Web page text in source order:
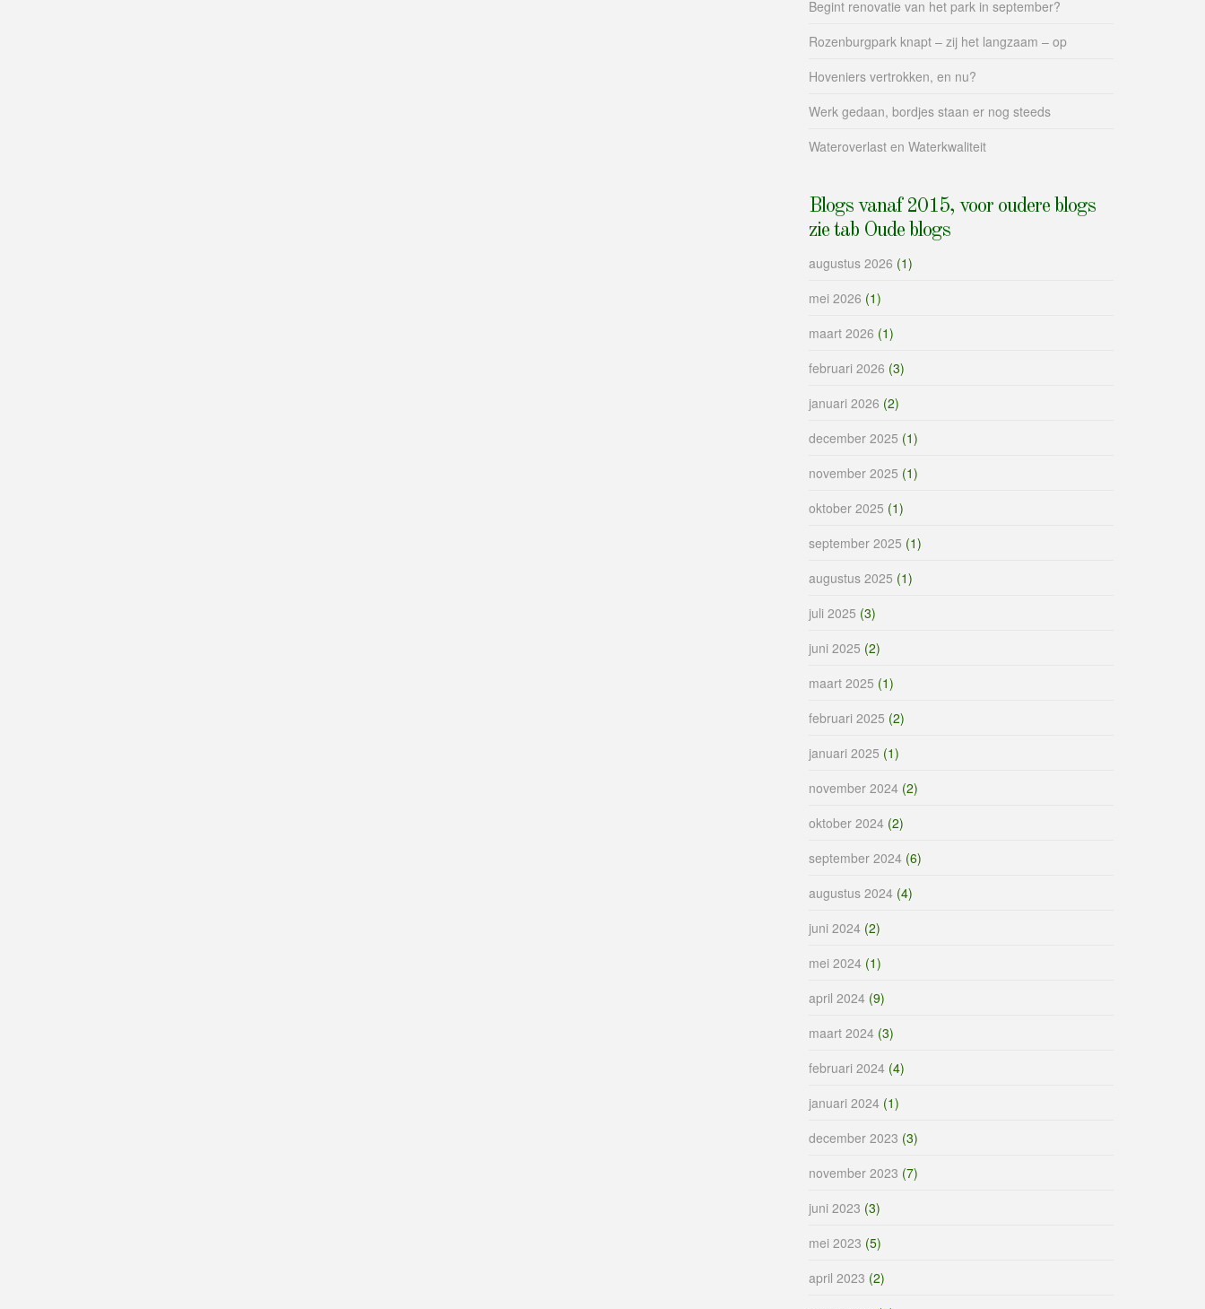
Begint renovatie van het park in september?
Rozenburgpark knapt – zij het langzaam – op
Hoveniers vertrokken, en nu?
Werk gedaan, bordjes staan er nog steeds
Wateroverlast en Waterkwaliteit
Blogs vanaf 2015, voor oudere blogs
zie tab Oude blogs
augustus 2026 (1)
mei 2026 (1)
maart 2026 (1)
februari 2026 (3)
januari 2026 (2)
december 2025 (1)
november 2025 (1)
oktober 2025 (1)
september 2025 (1)
augustus 2025 (1)
juli 2025 (3)
juni 2025 (2)
maart 2025 (1)
februari 2025 (2)
januari 2025 (1)
november 2024 (2)
oktober 2024 (2)
september 2024 (6)
augustus 2024 (4)
juni 2024 (2)
mei 2024 (1)
april 2024 (9)
maart 2024 (3)
februari 2024 (4)
januari 2024 (1)
december 2023 (3)
november 2023 (7)
juni 2023 (3)
mei 2023 (5)
april 2023 (2)